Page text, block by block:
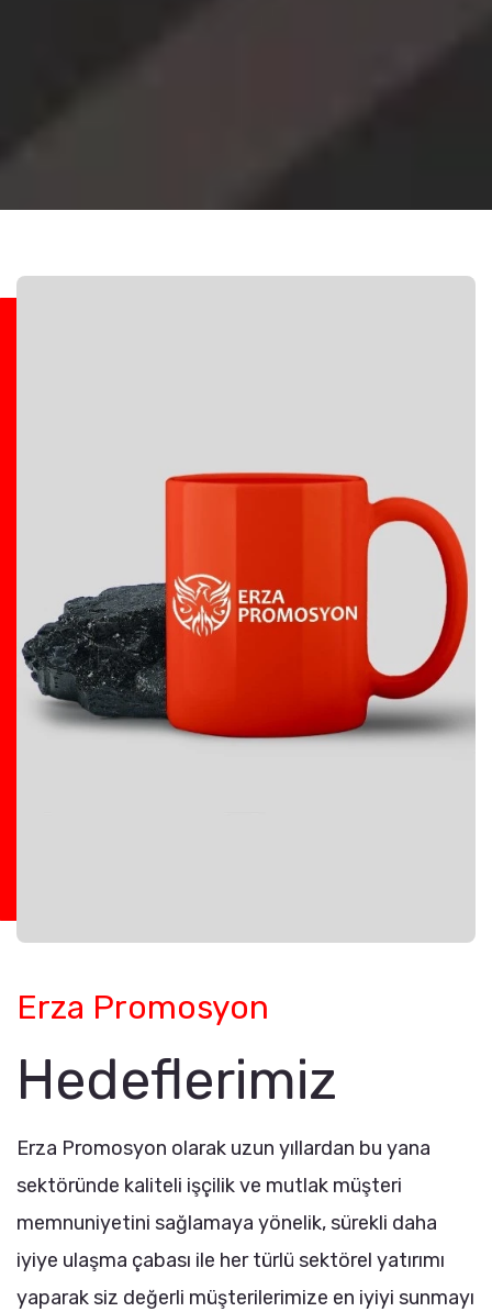
Erza Promosyon
Hedeflerimiz
Erza Promosyon olarak uzun yıllardan bu yana
sektöründe kaliteli işçilik ve mutlak müşteri
memnuniyetini sağlamaya yönelik, sürekli daha
iyiye ulaşma çabası ile her türlü sektörel yatırımı
yaparak siz değerli müşterilerimize en iyiyi sunmayı